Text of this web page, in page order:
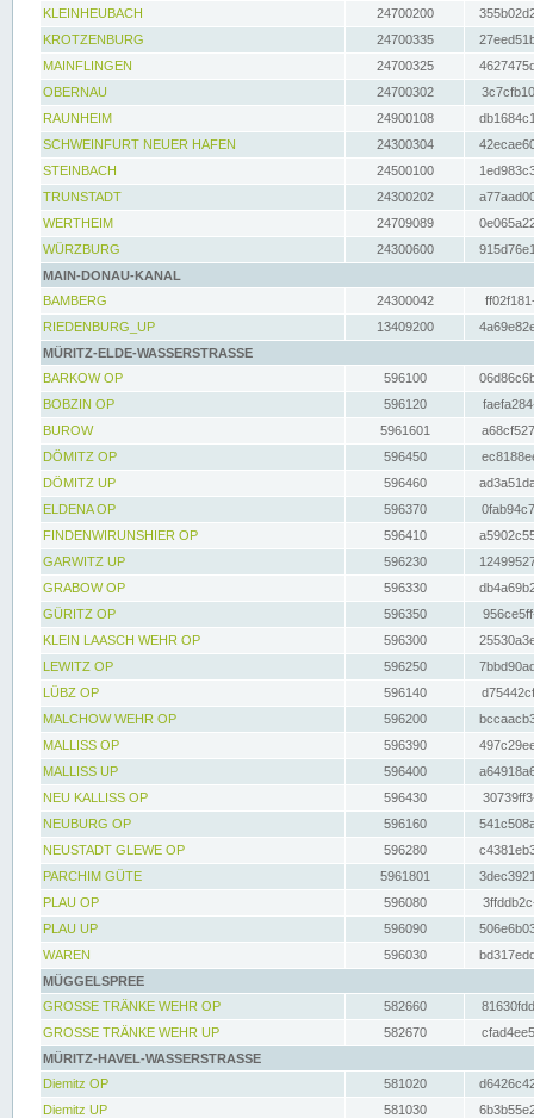
KLEINHEUBACH 24700200
KROTZENBURG
24700335
MAINFLINGEN
24700325
OBERNAU
24700302
RAUNHEIM
24900108
SCHWEINFURT NEUER HAFEN
24300304
STEINBACH
24500100
TRUNSTADT
24300202
WERTHEIM
24709089
WÜRZBURG
24300600
MAIN-DONAU-KANAL
BAMBERG
24300042
RIEDENBURG_UP
13409200
MÜRITZ-ELDE-WASSERSTRASSE
BARKOW OP
596100
BOBZIN OP
596120
BUROW
5961601
DÖMITZ OP
596450
DÖMITZ UP
596460
ELDENA OP
596370
FINDENWIRUNSHIER OP
596410
GARWITZ UP
596230
GRABOW OP
596330
GÜRITZ OP
596350
KLEIN LAASCH WEHR OP
596300
LEWITZ OP
596250
LÜBZ OP
596140
MALCHOW WEHR OP
596200
MALLISS OP
596390
MALLISS UP
596400
NEU KALLISS OP
596430
NEUBURG OP
596160
NEUSTADT GLEWE OP
596280
PARCHIM GÜTE
5961801
PLAU OP
596080
PLAU UP
596090
WAREN
596030
MÜGGELSPREE
GROSSE TRÄNKE WEHR OP
582660
GROSSE TRÄNKE WEHR UP
582670
MÜRITZ-HAVEL-WASSERSTRASSE
Diemitz OP
581020
Diemitz UP
581030